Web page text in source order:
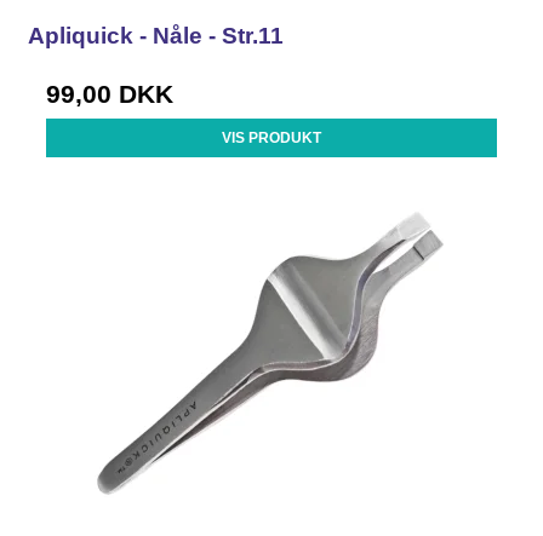
Apliquick - Nåle - Str.11
99,00 DKK
VIS PRODUKT